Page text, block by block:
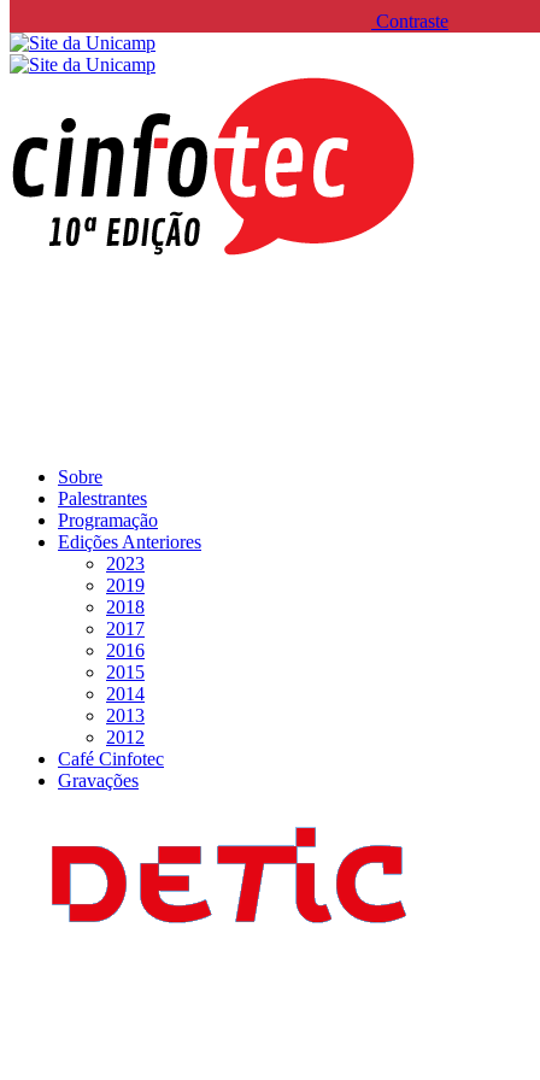
Contraste
Sobre
Palestrantes
Programação
Edições Anteriores
2023
2019
2018
2017
2016
2015
2014
2013
2012
Café Cinfotec
Gravações